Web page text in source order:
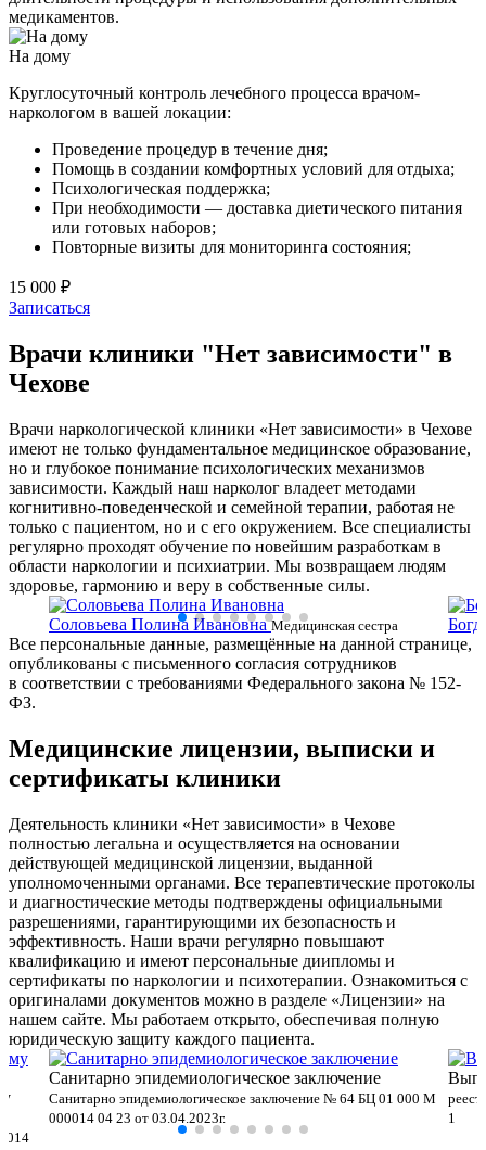
медикаментов.
На дому
Круглосуточный контроль лечебного процесса врачом-
наркологом в вашей локации:
Проведение процедур в течение дня;
Помощь в создании комфортных условий для отдыха;
Психологическая поддержка;
При необходимости — доставка диетического питания
или готовых наборов;
Повторные визиты для мониторинга состояния;
15 000 ₽
Записаться
Врачи клиники "Нет зависимости" в
Чехове
Врачи наркологической клиники «Нет зависимости» в Чехове
имеют не только фундаментальное медицинское образование,
но и глубокое понимание психологических механизмов
зависимости. Каждый наш нарколог владеет методами
когнитивно-поведенческой и семейной терапии, работая не
только с пациентом, но и с его окружением. Все специалисты
регулярно проходят обучение по новейшим разработкам в
области наркологии и психиатрии. Мы возвращаем людям
здоровье, гармонию и веру в собственные силы.
Соловьева Полина Ивановна Медицинская сестра
Все персональные данные, размещённые на данной странице,
опубликованы с письменного согласия сотрудников
в соответствии с требованиями Федерального закона № 152-
ФЗ.
Медицинские лицензии, выписки и
сертификаты клиники
Деятельность клиники «Нет зависимости» в Чехове
полностью легальна и осуществляется на основании
действующей медицинской лицензии, выданной
уполномоченными органами. Все терапевтические протоколы
и диагностические методы подтверждены официальными
разрешениями, гарантирующими их безопасность и
эффективность. Наши врачи регулярно повышают
квалификацию и имеют персональные диипломы и
сертификаты по наркологии и психотерапии. Ознакомиться с
оригиналами документов можно в разделе «Лицензии» на
нашем сайте. Мы работаем открыто, обеспечивая полную
юридическую защиту каждого пациента.
Санитарно эпидемиологическое заключение
Санитарно эпидемиологическое заключение № 64 БЦ 01 000 М
000014 04 23 от 03.04.2023г.
1